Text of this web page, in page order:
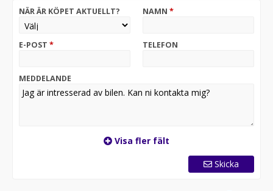
NÄR ÄR KÖPET AKTUELLT? NAMN *
E-POST * TELEFON
MEDDELANDE
Visa fler fält
Skicka